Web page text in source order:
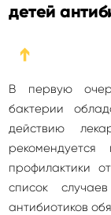
детей
➔
В первую
бактерии
действию
профилактики
список
антибиотиков